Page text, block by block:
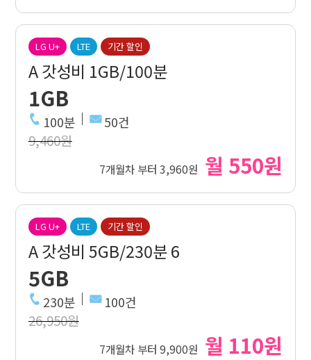
LG U+ LTE 기간 할인
A 갓성비 1GB/100분
1GB
100분 50건
9,460원
7개월차 부터 3,960원 월 550원
LG U+ LTE 기간 할인
A 갓성비 5GB/230분 6
5GB
230분 100건
26,950원
7개월차 부터 9,900원 월 110원